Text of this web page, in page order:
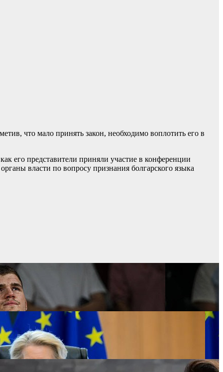
что мало принять закон, необходимо воплотить его в
его представители приняли участие в конференции
власти по вопросу признания болгарского языка